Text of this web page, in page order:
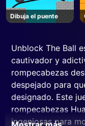
Dibuja el puente
Unblock The Ball
cautivador y
rompecabezas
despejado para
designado. Este
rompecabezas
ingeniosas para